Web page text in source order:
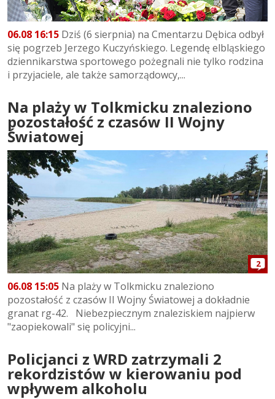
06.08 16:15 Dziś (6 sierpnia) na Cmentarzu Dębica odbył
się pogrzeb Jerzego Kuczyńskiego. Legendę elbląskiego
dziennikarstwa sportowego pożegnali nie tylko rodzina
i przyjaciele, ale także samorządowcy,...
Na plaży w Tolkmicku znaleziono
pozostałość z czasów II Wojny
Światowej
2
06.08 15:05 Na plaży w Tolkmicku znaleziono
pozostałość z czasów II Wojny Światowej a dokładnie
granat rg-42. Niebezpiecznym znaleziskiem najpierw
"zaopiekowali" się policyjni...
Policjanci z WRD zatrzymali 2
rekordzistów w kierowaniu pod
wpływem alkoholu